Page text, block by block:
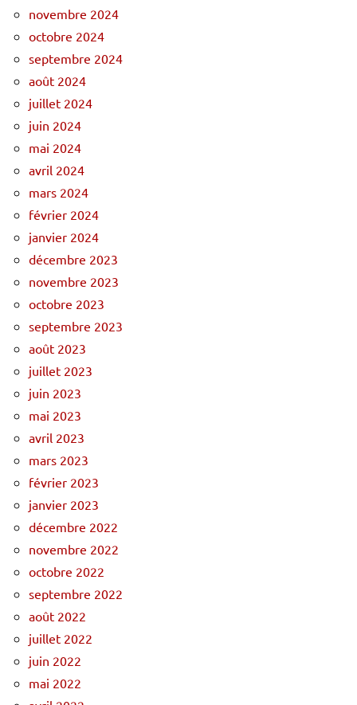
novembre 2024
octobre 2024
septembre 2024
août 2024
juillet 2024
juin 2024
mai 2024
avril 2024
mars 2024
février 2024
janvier 2024
décembre 2023
novembre 2023
octobre 2023
septembre 2023
août 2023
juillet 2023
juin 2023
mai 2023
avril 2023
mars 2023
février 2023
janvier 2023
décembre 2022
novembre 2022
octobre 2022
septembre 2022
août 2022
juillet 2022
juin 2022
mai 2022